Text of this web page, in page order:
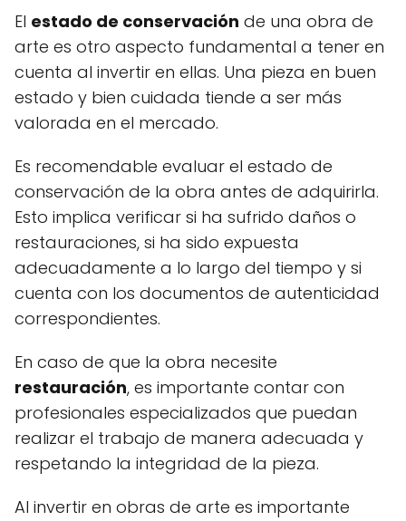
El estado de conservación de una obra de
arte es otro aspecto fundamental a tener en
cuenta al invertir en ellas. Una pieza en buen
estado y bien cuidada tiende a ser más
valorada en el mercado.
Es recomendable evaluar el estado de
conservación de la obra antes de adquirirla.
Esto implica verificar si ha sufrido daños o
restauraciones, si ha sido expuesta
adecuadamente a lo largo del tiempo y si
cuenta con los documentos de autenticidad
correspondientes.
En caso de que la obra necesite
restauración, es importante contar con
profesionales especializados que puedan
realizar el trabajo de manera adecuada y
respetando la integridad de la pieza.
Al invertir en obras de arte es importante